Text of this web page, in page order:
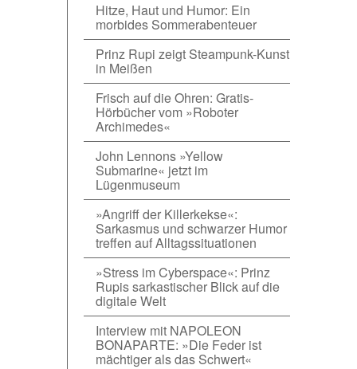
Hitze, Haut und Humor: Ein
morbides Sommerabenteuer
Prinz Rupi zeigt Steampunk-Kunst
in Meißen
Frisch auf die Ohren: Gratis-
Hörbücher vom »Roboter
Archimedes«
John Lennons »Yellow
Submarine« jetzt im
Lügenmuseum
»Angriff der Killerkekse«:
Sarkasmus und schwarzer Humor
treffen auf Alltagssituationen
»Stress im Cyberspace«: Prinz
Rupis sarkastischer Blick auf die
digitale Welt
Interview mit NAPOLEON
BONAPARTE: »Die Feder ist
mächtiger als das Schwert«